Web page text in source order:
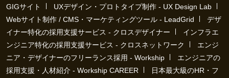
GIGサイト
UXデザイン・プロトタイプ制作 - UX Design Lab
Webサイト制作 / CMS・マーケティングツール - LeadGrid
デザ
イナー特化の採用支援サービス - クロスデザイナー
インフラエ
ンジニア特化の採用支援サービス - クロスネットワーク
エンジ
ニア・デザイナーのフリーランス採用 - Workship
エンジニアの
採用支援・人材紹介 - Workship CAREER
日本最大級のHR・フ